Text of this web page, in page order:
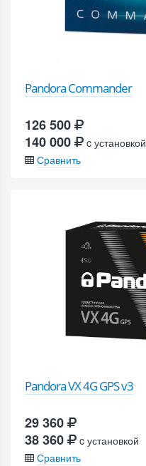
Pandora Commander
126 500
140 000
c установкой
Сравнить
Pandora VX 4G GPS v3
29 360
38 360
c установкой
Сравнить